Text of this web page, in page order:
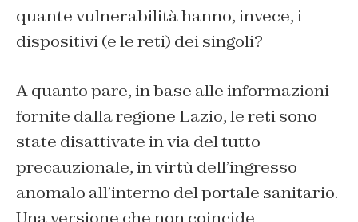
quante vulnerabilità hanno, invece, i
dispositivi (e le reti) dei singoli?
A quanto pare, in base alle informazioni
fornite dalla regione Lazio, le reti sono
state disattivate in via del tutto
precauzionale, in virtù dell’ingresso
anomalo all’interno del portale sanitario.
Una versione che non coincide